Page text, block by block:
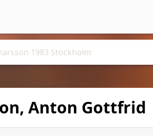
Anton Gottfrid